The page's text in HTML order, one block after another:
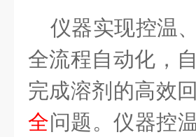
仪器实现控温
全流程自动化，
完成溶剂的高效
全问题。仪器控